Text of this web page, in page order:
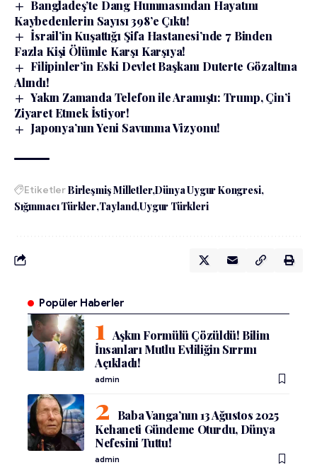
Bangladeş’te Dang Hummasından Hayatını
Kaybedenlerin Sayısı 398’e Çıktı!
İsrail’in Kuşattığı Şifa Hastanesi’nde 7 Binden
Fazla Kişi Ölümle Karşı Karşıya!
Filipinler’in Eski Devlet Başkanı Duterte Gözaltına
Alındı!
Yakın Zamanda Telefon ile Aramıştı: Trump, Çin’i
Ziyaret Etmek İstiyor!
Japonya’nın Yeni Savunma Vizyonu!
EtiketlerBirleşmiş Milletler Dünya Uygur Kongresi
Sığınmacı Türkler Tayland Uygur Türkleri
Popüler Haberler
Aşkın Formülü Çözüldü! Bilim
İnsanları Mutlu Evliliğin Sırrını
Açıkladı!
admin
Baba Vanga’nın 13 Ağustos 2025
Kehaneti Gündeme Oturdu, Dünya
Nefesini Tuttu!
admin